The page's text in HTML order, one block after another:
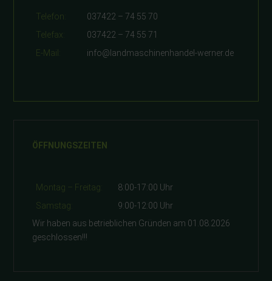
Telefon:
037422 – 74 55 70
Telefax:
037422 – 74 55 71
E-Mail:
info@landmaschinenhandel-werner.de
ÖFFNUNGSZEITEN
Montag – Freitag:
8:00-17:00 Uhr
Samstag:
9:00-12:00 Uhr
Wir haben aus betrieblichen Gründen am 01.08.2026
geschlossen!!!